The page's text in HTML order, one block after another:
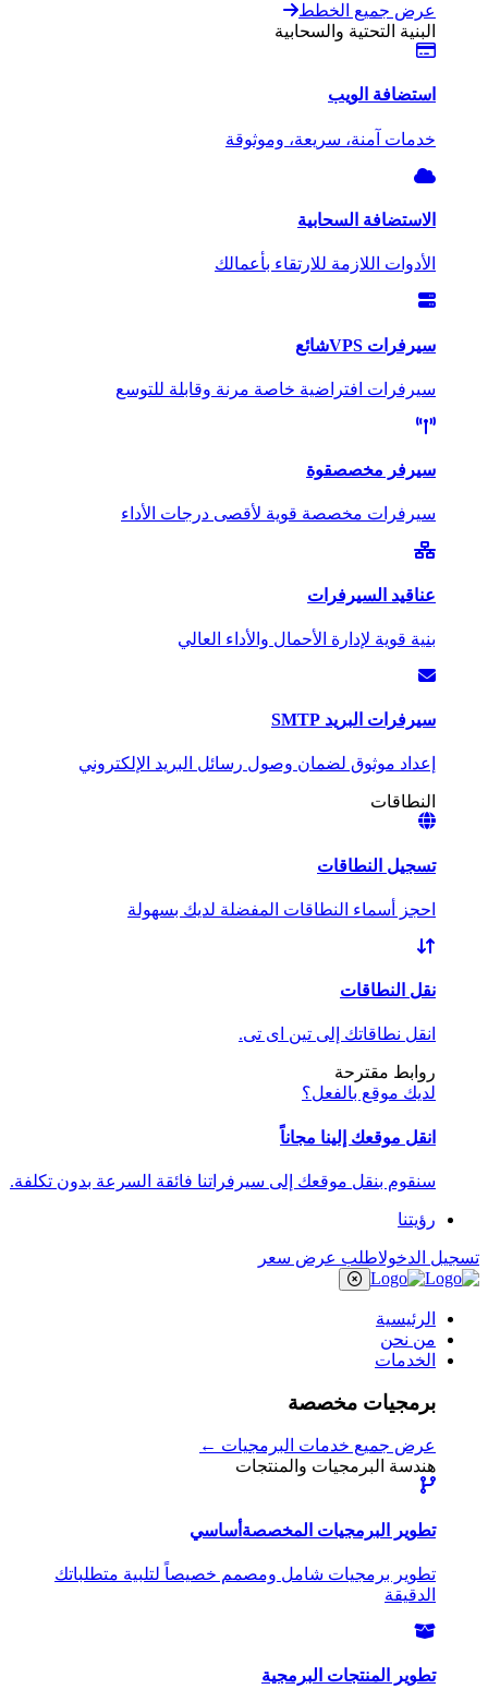
عرض جميع الخطط
البنية التحتية والسحابية
استضافة الويب
خدمات آمنة، سريعة، وموثوقة
الاستضافة السحابية
الأدوات اللازمة للارتقاء بأعمالك
سيرفرات VPS شائع
سيرفرات افتراضية خاصة مرنة وقابلة للتوسع
سيرفر مخصصقوة
سيرفرات مخصصة قوية لأقصى درجات الأداء
عناقيد السيرفرات
بنية قوية لإدارة الأحمال والأداء العالي
سيرفرات البريد SMTP
إعداد موثوق لضمان وصول رسائل البريد الإلكتروني
النطاقات
تسجيل النطاقات
احجز أسماء النطاقات المفضلة لديك بسهولة
نقل النطاقات
انقل نطاقاتك إلى تين اى تى.
روابط مقترحة
لديك موقع بالفعل؟
انقل موقعك إلينا مجاناً
سنقوم بنقل موقعك إلى سيرفراتنا فائقة السرعة بدون تكلفة.
رؤيتنا
تسجيل الدخولاطلب عرض سعر
الرئيسية
من نحن
الخدمات
برمجيات مخصصة
عرض جميع خدمات البرمجيات ←
هندسة البرمجيات والمنتجات
تطوير البرمجيات المخصصة أساسي
تطوير برمجيات شامل ومصمم خصيصاً لتلبية متطلباتك
الدقيقة
تطوير المنتجات البرمجية